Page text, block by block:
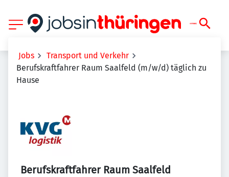
Jobs
Transport und Verkehr
Berufskraftfahrer Raum Saalfeld (m/w/d) täglich zu
Hause
Berufskraftfahrer Raum Saalfeld